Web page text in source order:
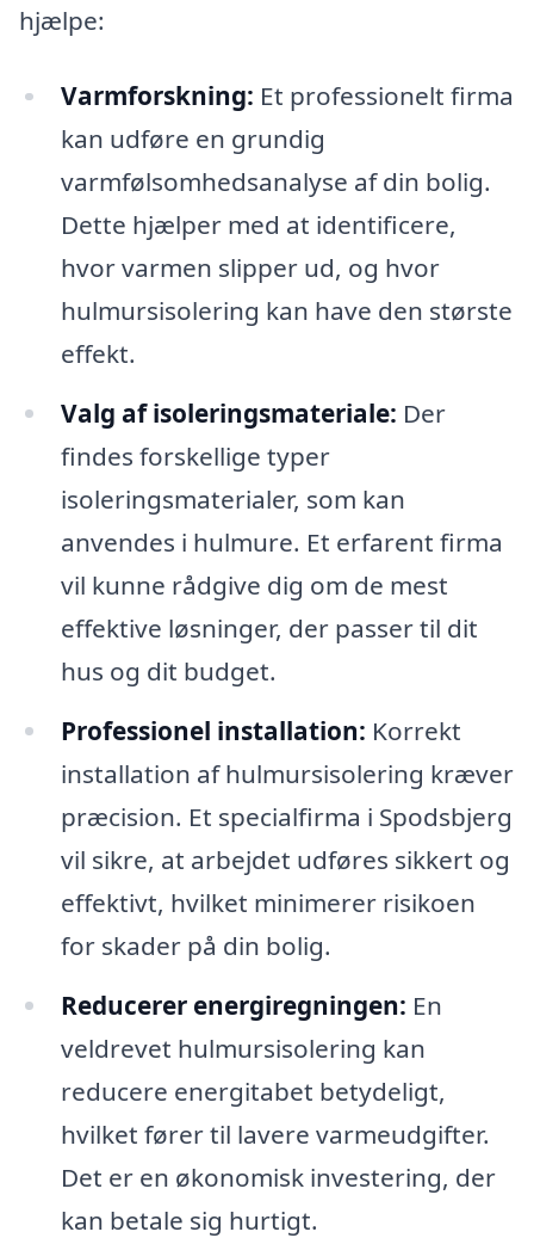
hjælpe:
Varmforskning: Et professionelt firma
kan udføre en grundig
varmfølsomhedsanalyse af din bolig.
Dette hjælper med at identificere,
hvor varmen slipper ud, og hvor
hulmursisolering kan have den største
effekt.
Valg af isoleringsmateriale: Der
findes forskellige typer
isoleringsmaterialer, som kan
anvendes i hulmure. Et erfarent firma
vil kunne rådgive dig om de mest
effektive løsninger, der passer til dit
hus og dit budget.
Professionel installation: Korrekt
installation af hulmursisolering kræver
præcision. Et specialfirma i Spodsbjerg
vil sikre, at arbejdet udføres sikkert og
effektivt, hvilket minimerer risikoen
for skader på din bolig.
Reducerer energiregningen: En
veldrevet hulmursisolering kan
reducere energitabet betydeligt,
hvilket fører til lavere varmeudgifter.
Det er en økonomisk investering, der
kan betale sig hurtigt.